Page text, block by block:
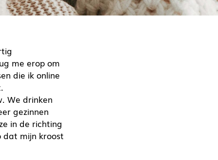
me erop om
die ik online
We drinken
gezinnen
in de richting
dat mijn kroost